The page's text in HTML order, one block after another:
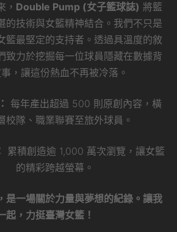
， Double Pump (女子籃球誌) 將籃
的技術與女籃精神結合。我們不只是
籃最堅定的支持者。透過具溫度的敘
致力於挖掘每一位球員隱藏在數據背
，讓這份熱血不再被冷落。
每年產出超過 500 則原創內容，橫
校隊、職業聯賽至旅外球員。
累積創造逾 1,000 萬次瀏覽，讓女籃
的精彩跨越螢幕。
是一場關於力量與夢想的紀錄。讓我
起，力挺臺灣女籃！